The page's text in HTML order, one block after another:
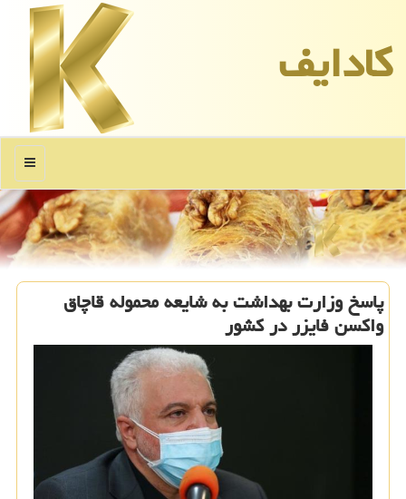
كادایف
منو
پاسخ وزارت بهداشت به شایعه محموله قاچاق
واكسن فایزر در كشور